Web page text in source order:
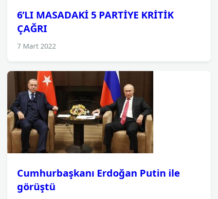
6’LI MASADAKİ 5 PARTİYE KRİTİK
ÇAĞRI
7 Mart 2022
Cumhurbaşkanı Erdoğan Putin ile
görüştü